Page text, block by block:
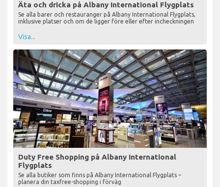
Äta och dricka på Albany International Flygplats
Se alla barer och restauranger på Albany International Flygplats,
inklusive platser och om de ligger före eller efter incheckningen
Visa...
Duty Free Shopping på Albany International
Flygplats
Se alla butiker som finns på Albany International Flygplats –
planera din taxfree-shopping i förväg